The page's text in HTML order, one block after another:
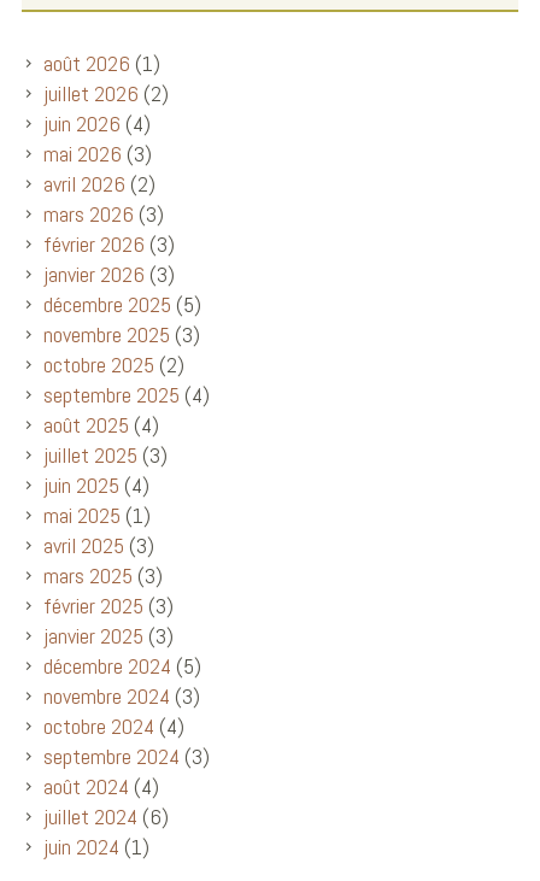
août 2026 (1)
juillet 2026 (2)
juin 2026 (4)
mai 2026 (3)
avril 2026 (2)
mars 2026 (3)
février 2026 (3)
janvier 2026 (3)
décembre 2025 (5)
novembre 2025 (3)
octobre 2025 (2)
septembre 2025 (4)
août 2025 (4)
juillet 2025 (3)
juin 2025 (4)
mai 2025 (1)
avril 2025 (3)
mars 2025 (3)
février 2025 (3)
janvier 2025 (3)
décembre 2024 (5)
novembre 2024 (3)
octobre 2024 (4)
septembre 2024 (3)
août 2024 (4)
juillet 2024 (6)
juin 2024 (1)